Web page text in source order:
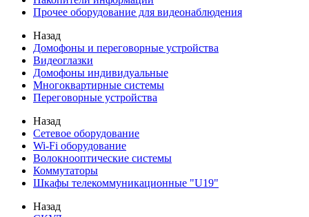
Прочее оборудование для видеонаблюдения
Назад
Домофоны и переговорные устройства
Видеоглазки
Домофоны индивидуальные
Многоквартирные системы
Переговорные устройства
Назад
Сетевое оборудование
Wi-Fi оборудование
Волокнооптические системы
Коммутаторы
Шкафы телекоммуникационные "U19"
Назад